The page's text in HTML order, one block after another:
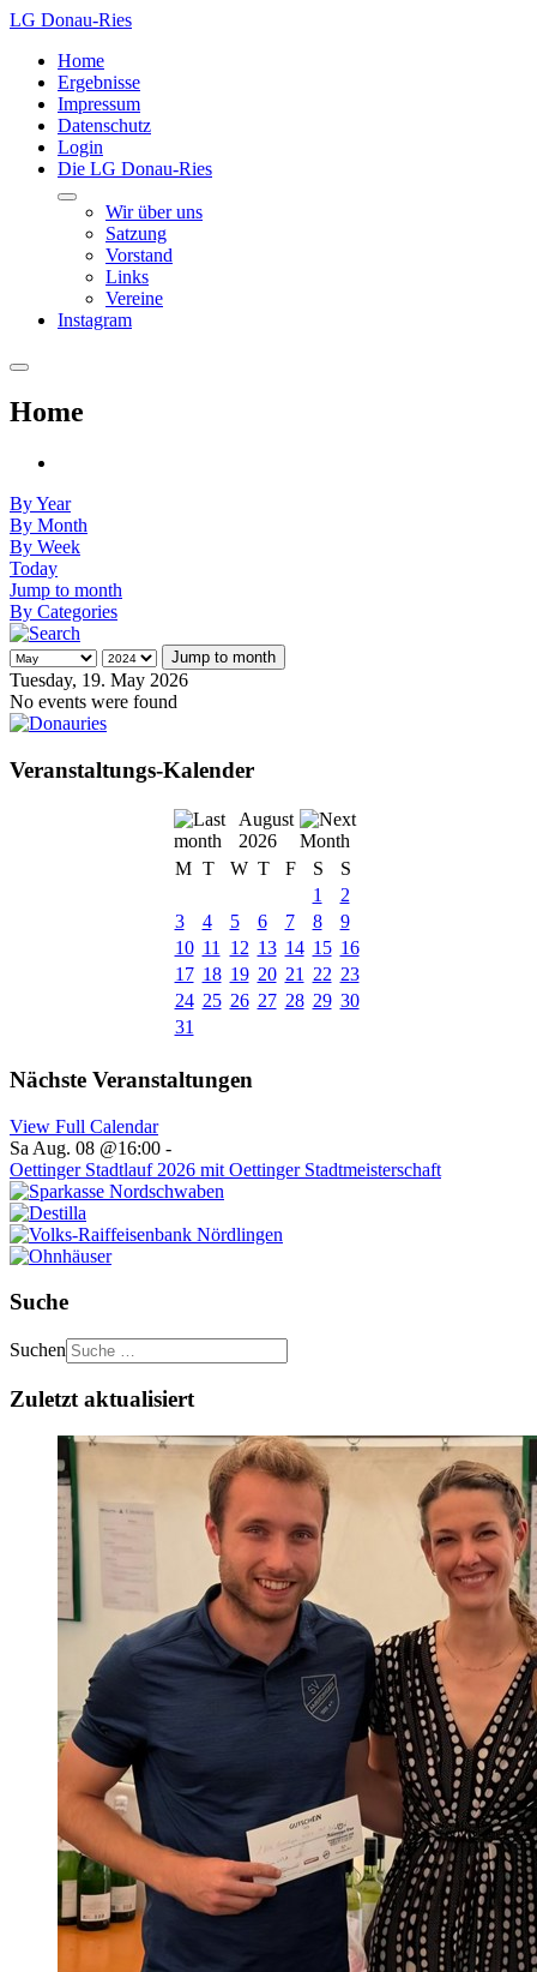
LG Donau-Ries
Home
Ergebnisse
Impressum
Datenschutz
Login
Die LG Donau-Ries
Wir über uns
Satzung
Vorstand
Links
Vereine
Instagram
Home
By Year
By Month
By Week
Today
Jump to month
By Categories
Jump to month
Tuesday, 19. May 2026
No events were found
Veranstaltungs-Kalender
August
2026
M T W T F S
S
1
2
3
4 5 6 7 8
9
10 11 12 13 14 15 16
17 18 19 20 21 22 23
24 25 26 27 28 29 30
31
Nächste Veranstaltungen
View Full Calendar
Sa Aug. 08 @16:00 -
Oettinger Stadtlauf 2026 mit Oettinger Stadtmeisterschaft
Suche
Suchen
Zuletzt aktualisiert